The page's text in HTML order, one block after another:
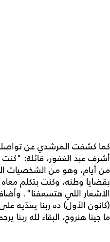
كما كشفت المرشدي عن تواصلها
أشرف عبد الغفور، قائلةً:
من أيام، وهو من الشخصيات
بقضايا وطنه، وكنت بتكلم
الأشعار اللي هتسعفنا".
(كانون الأول) ده ربنا يعدّيه
ما جينا هنروح، البقاء لله ربنا